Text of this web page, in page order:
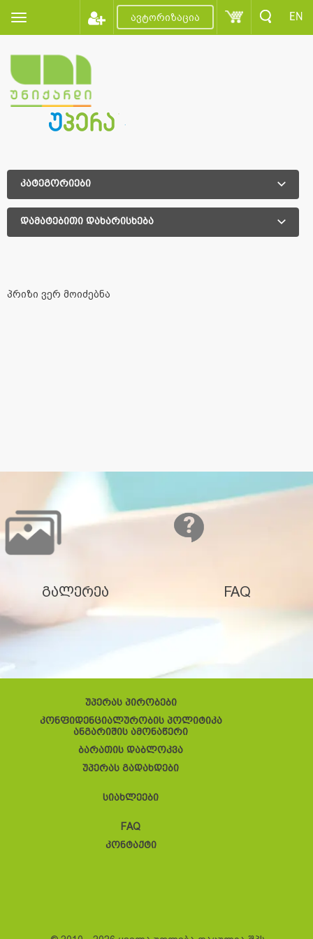
ავტორიზაცია EN
კატეგორიები
დამატებითი დახარისხება
პრიზი ვერ მოიძებნა
გალერეა FAQ
უპერას პირობები
კონფიდენციალურობის პოლიტიკა
ანგარიშის ამონაწერი
ბარათის დაბლოკვა
უპერას გადახდები
სიახლეები
FAQ
კონტაქტი